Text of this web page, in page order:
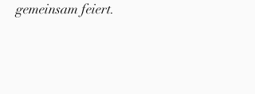
gemeinsam feiert.